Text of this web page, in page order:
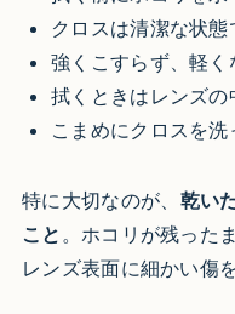
クロスは清潔な状態
強くこすらず、軽く
拭くときはレンズ
こまめにクロスを
特に大切なのが、 乾い
こと 。ホコリが残った
レンズ表面に細かい傷